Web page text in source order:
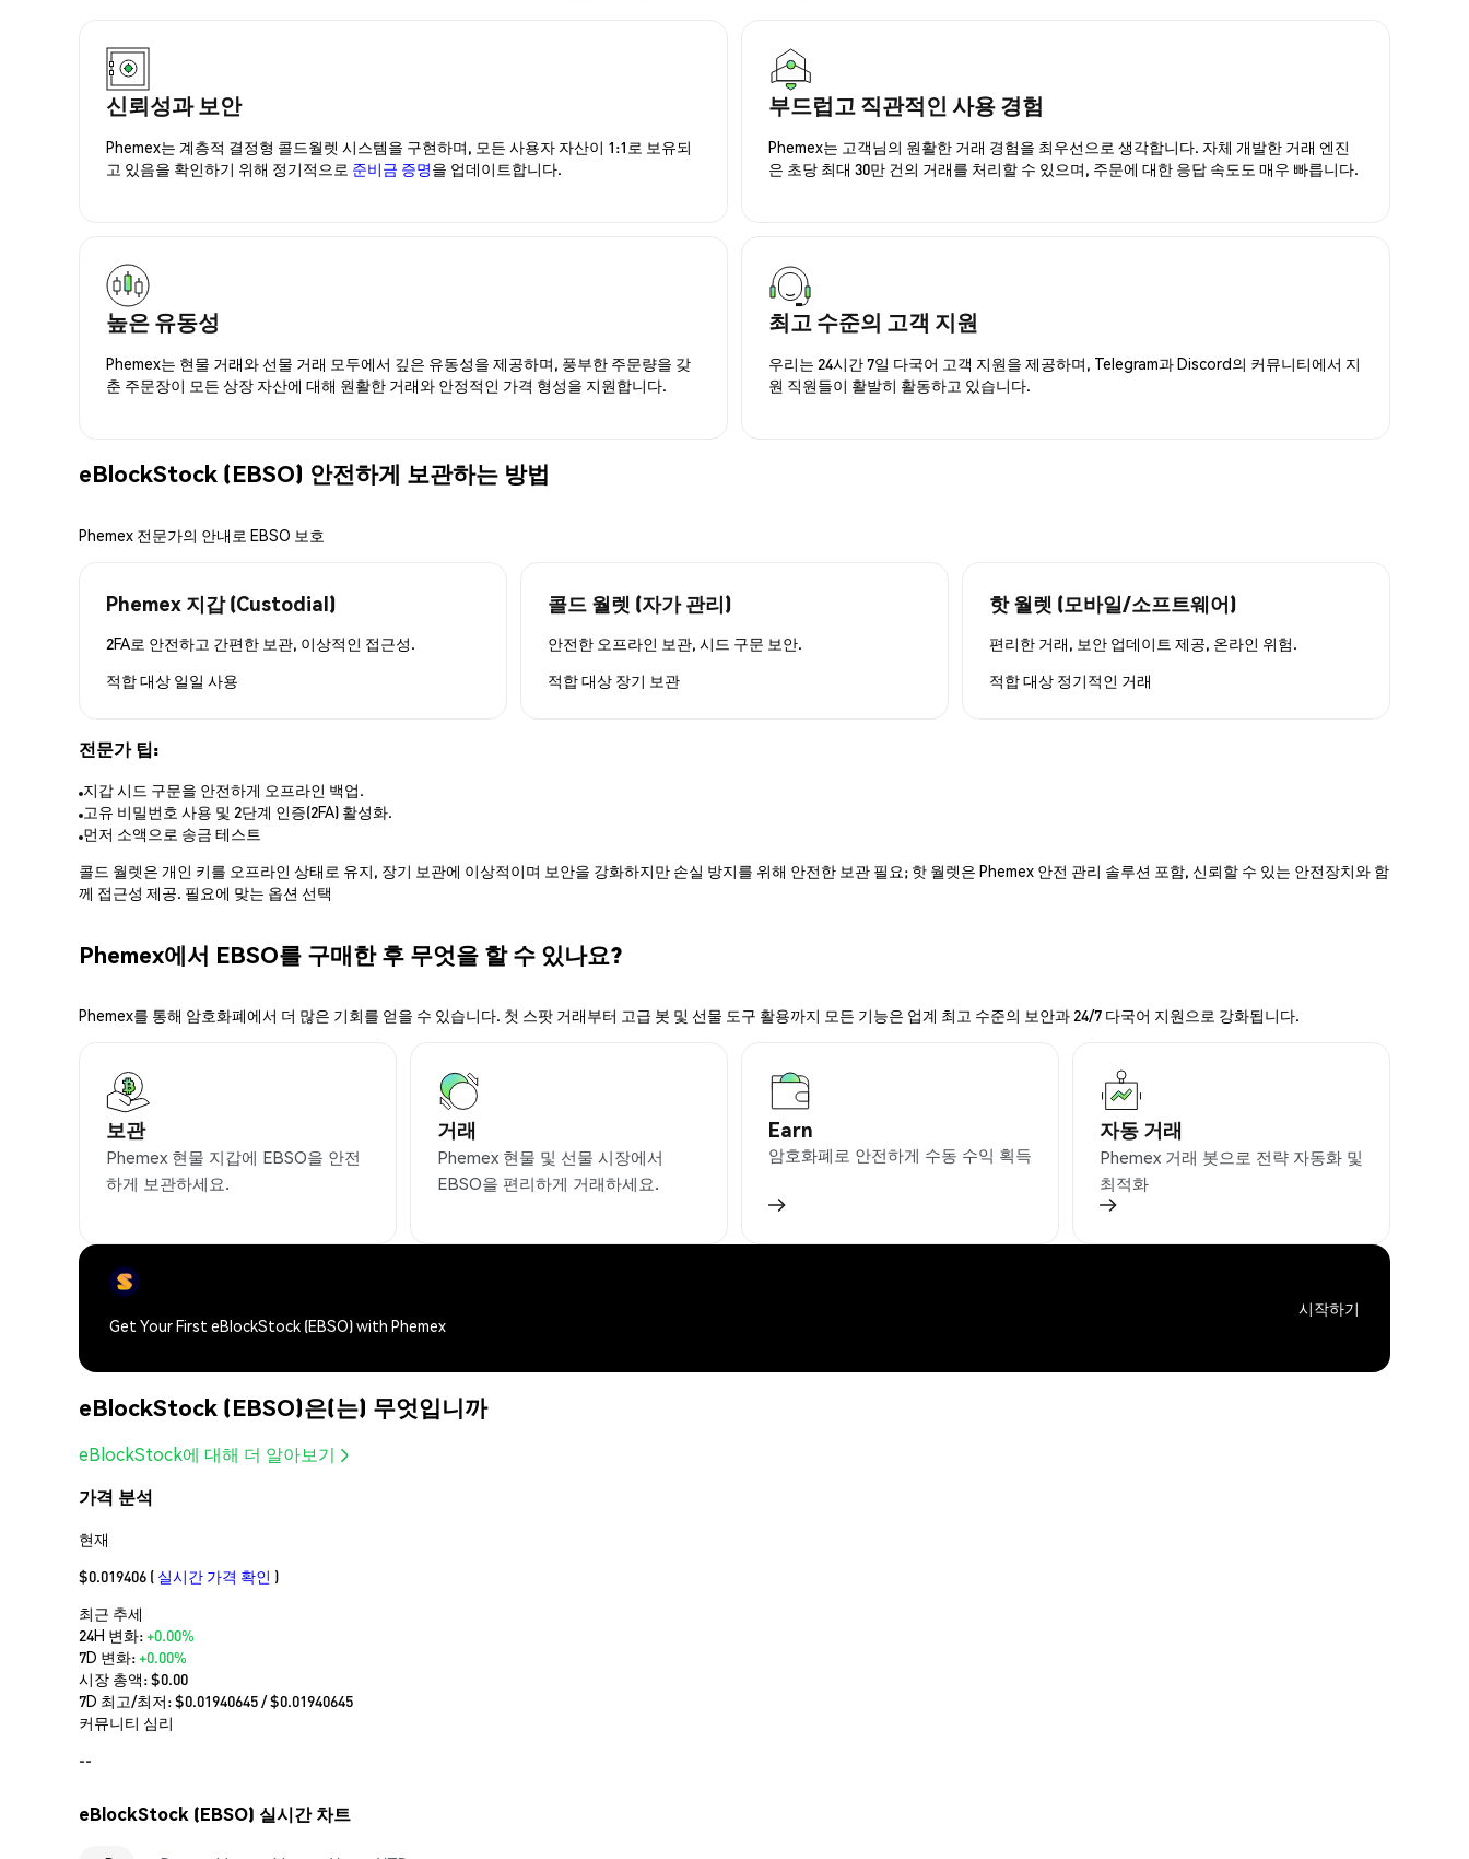
신뢰성과 보안
Phemex는 계층적 결정형 콜드월렛 시스템을 구현하며, 모든 사용자 자산이 1:1로 보유되
고 있음을 확인하기 위해 정기적으로 준비금 증명을 업데이트합니다.
부드럽고 직관적인 사용 경험
Phemex는 고객님의 원활한 거래 경험을 최우선으로 생각합니다. 자체 개발한 거래 엔진
은 초당 최대 30만 건의 거래를 처리할 수 있으며, 주문에 대한 응답 속도도 매우 빠릅니다.
높은 유동성
Phemex는 현물 거래와 선물 거래 모두에서 깊은 유동성을 제공하며, 풍부한 주문량을 갖
춘 주문장이 모든 상장 자산에 대해 원활한 거래와 안정적인 가격 형성을 지원합니다.
최고 수준의 고객 지원
우리는 24시간 7일 다국어 고객 지원을 제공하며, Telegram과 Discord의 커뮤니티에서 지
원 직원들이 활발히 활동하고 있습니다.
eBlockStock (EBSO) 안전하게 보관하는 방법
Phemex 전문가의 안내로 EBSO 보호
Phemex 지갑 (Custodial)
2FA로 안전하고 간편한 보관, 이상적인 접근성.
적합 대상 일일 사용
콜드 월렛 (자가 관리)
안전한 오프라인 보관, 시드 구문 보안.
적합 대상 장기 보관
핫 월렛 (모바일/소프트웨어)
편리한 거래, 보안 업데이트 제공, 온라인 위험.
적합 대상 정기적인 거래
전문가 팁:
지갑 시드 구문을 안전하게 오프라인 백업.
고유 비밀번호 사용 및 2단계 인증(2FA) 활성화.
먼저 소액으로 송금 테스트
콜드 월렛은 개인 키를 오프라인 상태로 유지, 장기 보관에 이상적이며 보안을 강화하지만 손실 방지를 위해 안전한 보관 필요; 핫 월렛은 Phemex 안전 관리 솔루션 포함, 신뢰할 수 있는 안전장치와 함
께 접근성 제공. 필요에 맞는 옵션 선택
Phemex에서 EBSO를 구매한 후 무엇을 할 수 있나요?
Phemex를 통해 암호화폐에서 더 많은 기회를 얻을 수 있습니다. 첫 스팟 거래부터 고급 봇 및 선물 도구 활용까지 모든 기능은 업계 최고 수준의 보안과 24/7 다국어 지원으로 강화됩니다.
보관
Phemex 현물 지갑에 EBSO을 안전
하게 보관하세요.
거래
Phemex 현물 및 선물 시장에서
EBSO을 편리하게 거래하세요.
Earn
암호화폐로 안전하게 수동 수익 획득
자동 거래
Phemex 거래 봇으로 전략 자동화 및
최적화
Get Your First eBlockStock (EBSO) with Phemex
시작하기
eBlockStock (EBSO)은(는) 무엇입니까
eBlockStock에 대해 더 알아보기
가격 분석
현재
$0.019406 ( 실시간 가격 확인 )
최근 추세
24H 변화:+0.00%
7D 변화:+0.00%
시장 총액:$0.00
7D 최고/최저: $0.01940645/ $0.01940645
커뮤니티 심리
--
eBlockStock (EBSO) 실시간 차트